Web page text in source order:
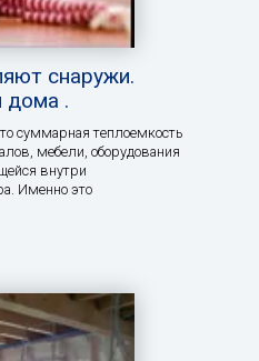
снаружи.
дома .
суммарная теплоемкость
мебели, оборудования
внутри
Именно это